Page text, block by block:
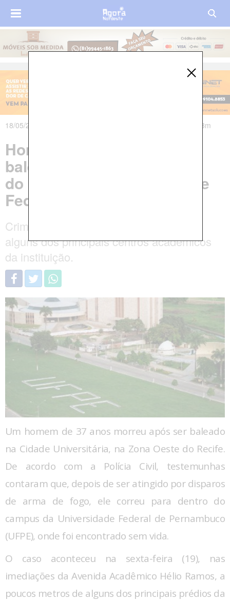
18/05/2024 às 18h03m - Atualizado em 19/05/2024 às 18h33m
Homem morre após ser
baleado e fugir para dentro
do campus da Universidade
Federal Pernambuco
Crime aconteceu a poucos metros de
alguns dos principais centros acadêmicos
da instituição.
Um homem de 37 anos morreu após ser baleado
na Cidade Universitária, na Zona Oeste do Recife.
De acordo com a Polícia Civil, testemunhas
contaram que, depois de ser atingido por disparos
de arma de fogo, ele correu para dentro do
campus da Universidade Federal de Pernambuco
(UFPE), onde foi encontrado sem vida.
O caso aconteceu na sexta-feira (19), nas
imediações da Avenida Acadêmico Hélio Ramos, a
poucos metros de alguns dos principais prédios da